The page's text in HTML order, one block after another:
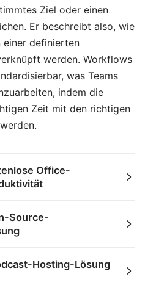
Ziel oder einen
Er beschreibt also, wie
einer definierten
werden. Workflows
was Teams
indem die
Zeit mit den richtigen
Office-
Source-
Hosting-Lösung